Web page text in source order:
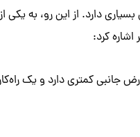
دارد. از این رو، به
کرد:
جانبی کمتری دارد و یک